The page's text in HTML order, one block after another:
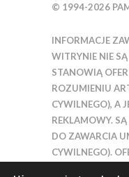
© 1994-2026
INFORMACJE
WITRYNIE NIE
STANOWIĄ
ROZUMIENIU
CYWILNEGO), A
REKLAMOWY.
DO ZAWARCIA
CYWILNEGO).